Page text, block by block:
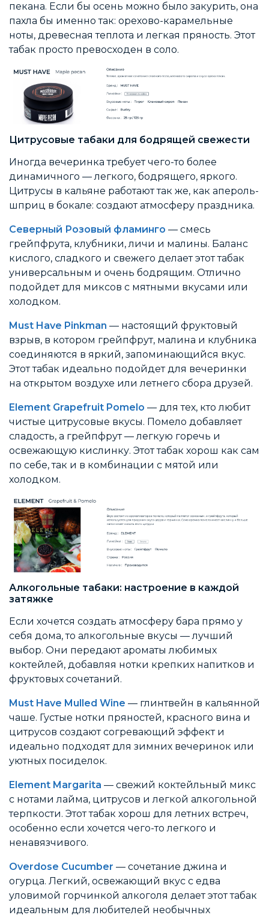
пекана. Если бы осень можно было закурить, она
пахла бы именно так: орехово-карамельные
ноты, древесная теплота и легкая пряность. Этот
табак просто превосходен в соло.
Цитрусовые табаки для бодрящей свежести
Иногда вечеринка требует чего-то более
динамичного — легкого, бодрящего, яркого.
Цитрусы в кальяне работают так же, как апероль-
шприц в бокале: создают атмосферу праздника.
Северный Розовый фламинго — смесь
грейпфрута, клубники, личи и малины. Баланс
кислого, сладкого и свежего делает этот табак
универсальным и очень бодрящим. Отлично
подойдет для миксов с мятными вкусами или
холодком.
Must Have Pinkman — настоящий фруктовый
взрыв, в котором грейпфрут, малина и клубника
соединяются в яркий, запоминающийся вкус.
Этот табак идеально подойдет для вечеринки
на открытом воздухе или летнего сбора друзей.
Element Grapefruit Pomelo — для тех, кто любит
чистые цитрусовые вкусы. Помело добавляет
сладость, а грейпфрут — легкую горечь и
освежающую кислинку. Этот табак хорош как сам
по себе, так и в комбинации с мятой или
холодком.
Алкогольные табаки: настроение в каждой
затяжке
Если хочется создать атмосферу бара прямо у
себя дома, то алкогольные вкусы — лучший
выбор. Они передают ароматы любимых
коктейлей, добавляя нотки крепких напитков и
фруктовых сочетаний.
Must Have Mulled Wine — глинтвейн в кальянной
чаше. Густые нотки пряностей, красного вина и
цитрусов создают согревающий эффект и
идеально подходят для зимних вечеринок или
уютных посиделок.
Element Margarita — свежий коктейльный микс
с нотами лайма, цитрусов и легкой алкогольной
терпкости. Этот табак хорош для летних встреч,
особенно если хочется чего-то легкого и
ненавязчивого.
Overdose Cucumber — сочетание джина и
огурца. Легкий, освежающий вкус с едва
уловимой горчинкой алкоголя делает этот табак
идеальным для любителей необычных